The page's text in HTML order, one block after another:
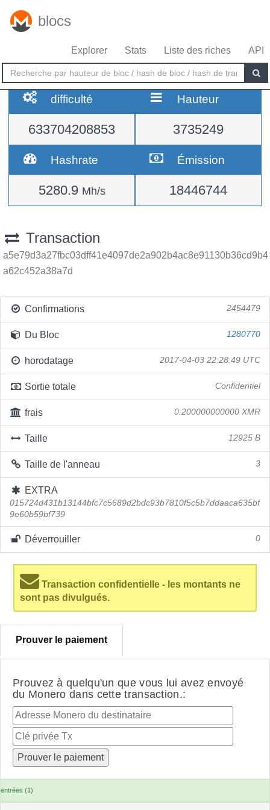
blocs
Explorer Stats Liste des riches API
difficulté
633704208853
Hauteur
3735249
Hashrate
5280.9 Mh/s
Émission
18446744
Transaction
a5e79d3a27fbc03dff41e4097de2a902b4ac8e91130b36cd9b4
a62c452a38a7d
Confirmations 2454479
Du Bloc 1280770
horodatage 2017-04-03 22:28:49 UTC
Sortie totale Confidentiel
frais 0.200000000000 XMR
Taille 12925 B
Taille de l'anneau 3
EXTRA
015724d431b13144bfc7c5689d2bdc93b7810f5c5b7ddaaca635bf
9e60b59bf739
Déverrouiller 0
Transaction confidentielle - les montants ne
sont pas divulgués.
Prouver le paiement
Prouvez à quelqu'un que vous lui avez envoyé
du Monero dans cette transaction.:
entrées (1)